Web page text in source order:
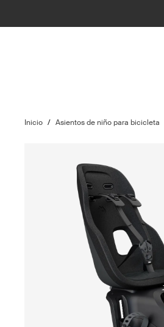
Inicio / Asientos de niño para bicicleta